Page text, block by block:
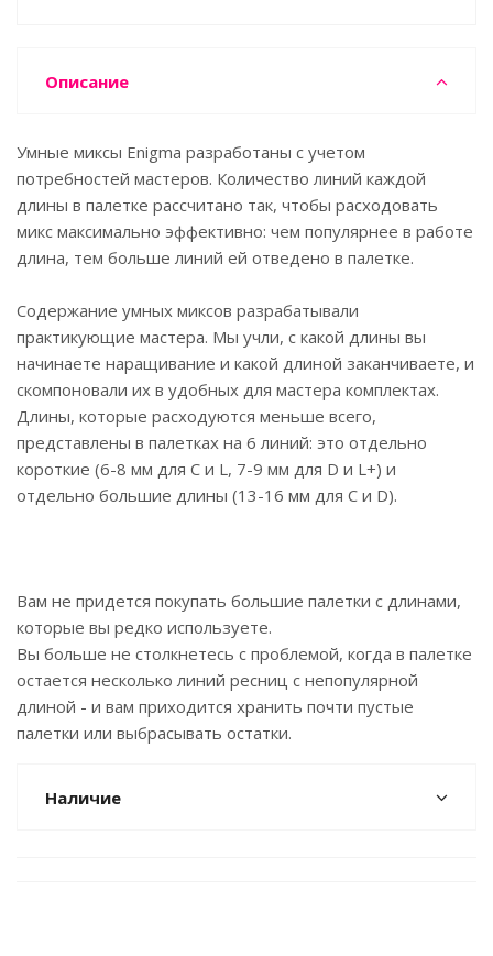
Описание
Умные миксы Enigma разработаны с учетом
потребностей мастеров. Количество линий каждой
длины в палетке рассчитано так, чтобы расходовать
микс максимально эффективно: чем популярнее в работе
длина, тем больше линий ей отведено в палетке.
Содержание умных миксов разрабатывали
практикующие мастера. Мы учли, с какой длины вы
начинаете наращивание и какой длиной заканчиваете, и
скомпоновали их в удобных для мастера комплектах.
Длины, которые расходуются меньше всего,
представлены в палетках на 6 линий: это отдельно
короткие (6-8 мм для С и L, 7-9 мм для D и L+) и
отдельно большие длины (13-16 мм для C и D).
Вам не придется покупать большие палетки с длинами,
которые вы редко используете.
Вы больше не столкнетесь с проблемой, когда в палетке
остается несколько линий ресниц с непопулярной
длиной - и вам приходится хранить почти пустые
палетки или выбрасывать остатки.
Наличие